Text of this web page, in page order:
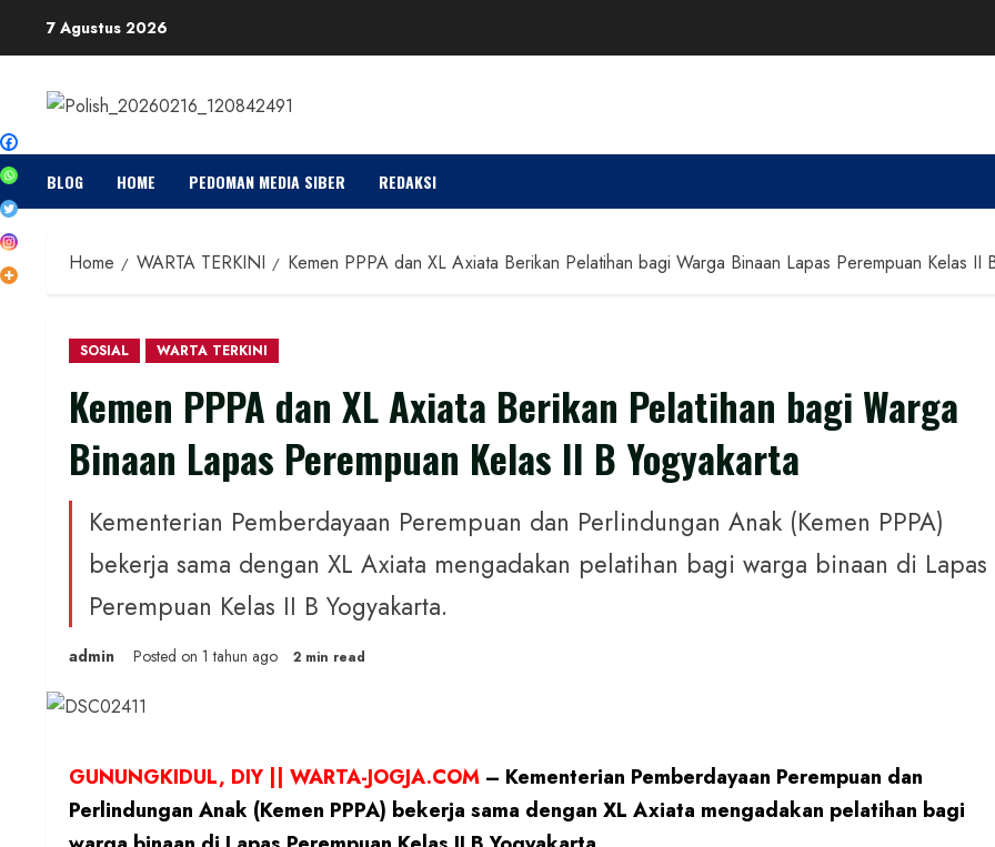
7 Agustus 2026
BLOG HOME PEDOMAN MEDIA SIBER REDAKSI
Home WARTA TERKINI Kemen PPPA dan XL Axiata Berikan Pelatihan bagi Warga Binaan Lapas Perempuan Kelas II
SOSIAL WARTA TERKINI
Kemen PPPA dan XL Axiata Berikan Pelatihan bagi Warga
Binaan Lapas Perempuan Kelas II B Yogyakarta
Kementerian Pemberdayaan Perempuan dan Perlindungan Anak (Kemen PPPA)
bekerja sama dengan XL Axiata mengadakan pelatihan bagi warga binaan di Lapas
Perempuan Kelas II B Yogyakarta.
admin Posted on 1 tahun ago 2 min read
GUNUNGKIDUL, DIY || WARTA-JOGJA.COM – Kementerian Pemberdayaan Perempuan dan
Perlindungan Anak (Kemen PPPA) bekerja sama dengan XL Axiata mengadakan pelatihan bagi